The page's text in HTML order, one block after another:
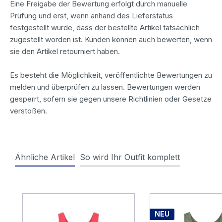
Eine Freigabe der Bewertung erfolgt durch manuelle
Prüfung und erst, wenn anhand des Lieferstatus
festgestellt wurde, dass der bestellte Artikel tatsächlich
zugestellt worden ist. Kunden können auch bewerten, wenn
sie den Artikel retourniert haben.
Es besteht die Möglichkeit, veröffentlichte Bewertungen zu
melden und überprüfen zu lassen. Bewertungen werden
gesperrt, sofern sie gegen unsere Richtlinien oder Gesetze
verstoßen.
Ähnliche Artikel So wird Ihr Outfit komplett
NEU